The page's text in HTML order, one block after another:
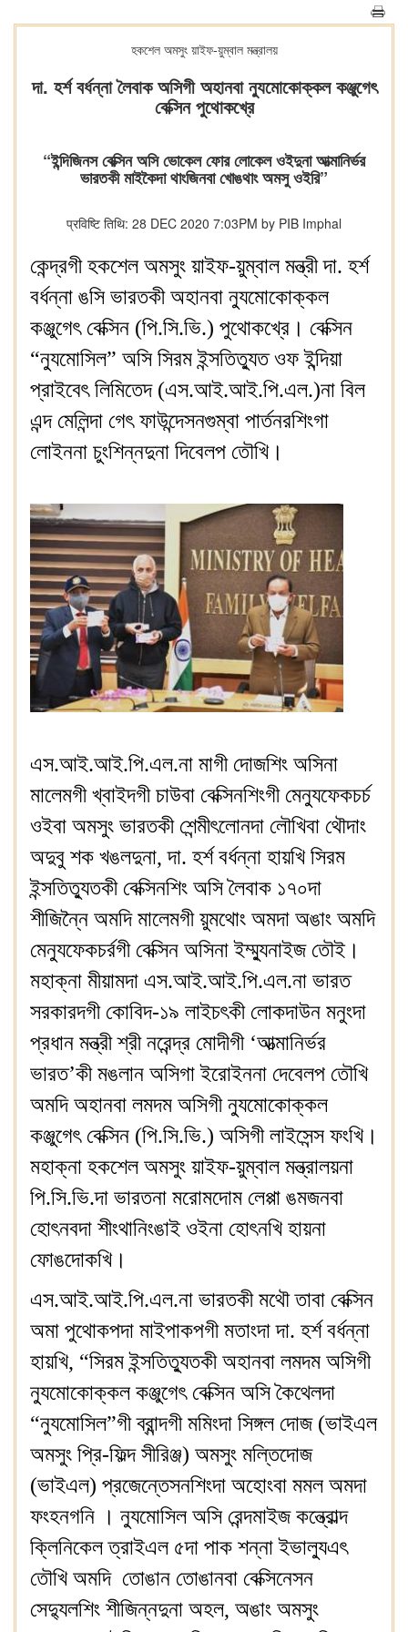
হকশেল অমসুং য়াইফ-য়ুম্বাল মন্ত্রালয়
দা. হর্শ বর্ধন্না লৈবাক অসিগী অহানবা ন্যুমোকোক্কল কঞ্জুগেৎ
বেক্সিন পুথোকখ্রে
“ইন্দিজিনস বেক্সিন অসি ভোকেল ফোর লোকেল ওইদুনা আত্মানির্ভর
ভারতকী মাইকৈদা থাংজিনবা খোঙথাং অমসু ওইরি”
प्रविष्टि तिथि: 28 DEC 2020 7:03PM by PIB Imphal
কেন্দ্রগী হকশেল অমসুং য়াইফ-য়ুম্বাল মন্ত্রী দা. হর্শ
বর্ধন্না ঙসি ভারতকী অহানবা ন্যুমোকোক্কল
কঞ্জুগেৎ বেক্সিন (পি.সি.ভি.) পুথোকখ্রে। বেক্সিন
“ন্যুমোসিল” অসি সিরম ইন্সতিত্যুত ওফ ইন্দিয়া
প্রাইবেৎ লিমিতেদ (এস.আই.আই.পি.এল.)না বিল
এন্দ মেলিন্দা গেৎ ফাউন্দেসনগুম্বা পার্তনরশিংগা
লোইননা চুংশিন্নদুনা দিবেলপ তৌখি।
এস.আই.আই.পি.এল.না মাগী দোজশিং অসিনা
মালেমগী খ্বাইদগী চাউবা বেক্সিনশিংগী মেন্যুফেকচর্চ
ওইবা অমসুং ভারতকী শেন্মীৎলোনদা লৌখিবা থৌদাং
অদুবু শক খঙলদুনা, দা. হর্শ বর্ধন্না হায়খি সিরম
ইন্সতিত্যুতকী বেক্সিনশিং অসি লৈবাক ১৭০দা
শীজিন্নৈ অমদি মালেমগী য়ুমথোং অমদা অঙাং অমদি
মেন্যুফেকচর্রগী বেক্সিন অসিনা ইম্ম্যুনাইজ তৌই।
মহাক্না মীয়ামদা এস.আই.আই.পি.এল.না ভারত
সরকারদগী কোবিদ-১৯ লাইচৎকী লোকদাউন মনুংদা
প্রধান মন্ত্রী শ্রী নরেন্দ্র মোদীগী ‘আত্মানির্ভর
ভারত’কী মঙলান অসিগা ইরোইননা দেবেলপ তৌখি
অমদি অহানবা লমদম অসিগী ন্যুমোকোক্কল
কঞ্জুগেৎ বেক্সিন (পি.সি.ভি.) অসিগী লাইসেন্স ফংখি।
মহাক্না হকশেল অমসুং য়াইফ-য়ুম্বাল মন্ত্রালয়না
পি.সি.ভি.দা ভারতনা মরোমদোম লেপ্পা ঙমজনবা
হোৎনবদা শীংথানিংঙাই ওইনা হোৎনখি হায়না
ফোঙদোকখি।
এস.আই.আই.পি.এল.না ভারতকী মথৌ তাবা বেক্সিন
অমা পুথোকপদা মাইপাকপগী মতাংদা দা. হর্শ বর্ধন্না
হায়খি, “সিরম ইন্সতিত্যুতকী অহানবা লমদম অসিগী
ন্যুমোকোক্কল কঞ্জুগেৎ বেক্সিন অসি কৈথেলদা
“ন্যুমোসিল”গী ব্রান্দগী মমিংদা সিঙ্গল দোজ (ভাইএল
অমসুং প্রি-ফিল্দ সীরিঞ্জ) অমসুং মল্তিদোজ
(ভাইএল) প্রজেন্তেসনশিংদা অহোংবা মমল অমদা
ফংহনগনি । ন্যুমোসিল অসি রেন্দমাইজ কন্ত্রোল্দ
ক্লিনিকেল ত্রাইএল ৫দা পাক শন্না ইভাল্যুএৎ
তৌখি অমদি তোঙান তোঙানবা বেক্সিনেসন
সেদ্যুলশিং শীজিন্নদুনা অহল, অঙাং অমসুং